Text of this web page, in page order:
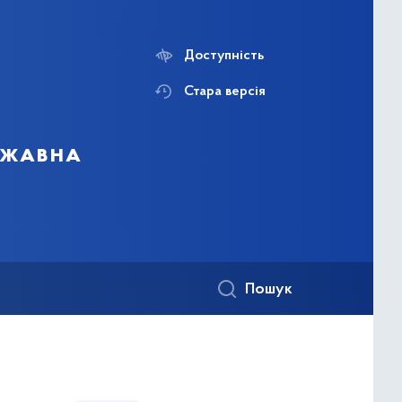
Доступність
Стара версія
Пошук